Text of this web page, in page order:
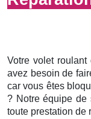
Votre volet
avez besoin de
car vous êtes
? Notre équipe de
toute prestation de